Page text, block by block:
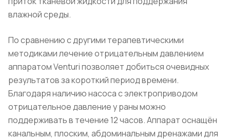
влажной среды.
По сравнению с другими терапевтическими
методиками лечение отрицательным давлением
аппаратом Venturi позволяет добиться очевидных
результатов за короткий период времени.
Благодаря наличию насоса с электроприводом
отрицательное давление у раны можно
поддерживать в течение 12 часов. Аппарат оснащён
канальным, плоским, абдоминальным дренажами для